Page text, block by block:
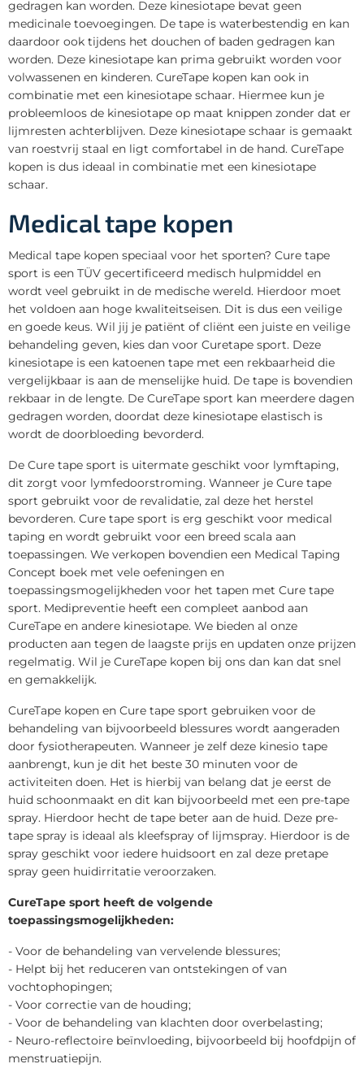
gedragen kan worden. Deze kinesiotape bevat geen
medicinale toevoegingen. De tape is waterbestendig en kan
daardoor ook tijdens het douchen of baden gedragen kan
worden. Deze kinesiotape kan prima gebruikt worden voor
volwassenen en kinderen. CureTape kopen kan ook in
combinatie met een kinesiotape schaar. Hiermee kun je
probleemloos de kinesiotape op maat knippen zonder dat er
lijmresten achterblijven. Deze kinesiotape schaar is gemaakt
van roestvrij staal en ligt comfortabel in de hand. CureTape
kopen is dus ideaal in combinatie met een kinesiotape
schaar.
Medical tape kopen
Medical tape kopen speciaal voor het sporten? Cure tape
sport is een TÜV gecertificeerd medisch hulpmiddel en
wordt veel gebruikt in de medische wereld. Hierdoor moet
het voldoen aan hoge kwaliteitseisen. Dit is dus een veilige
en goede keus. Wil jij je patiënt of cliënt een juiste en veilige
behandeling geven, kies dan voor Curetape sport. Deze
kinesiotape is een katoenen tape met een rekbaarheid die
vergelijkbaar is aan de menselijke huid. De tape is bovendien
rekbaar in de lengte. De CureTape sport kan meerdere dagen
gedragen worden, doordat deze kinesiotape elastisch is
wordt de doorbloeding bevorderd.
De Cure tape sport is uitermate geschikt voor lymftaping,
dit zorgt voor lymfedoorstroming. Wanneer je Cure tape
sport gebruikt voor de revalidatie, zal deze het herstel
bevorderen. Cure tape sport is erg geschikt voor medical
taping en wordt gebruikt voor een breed scala aan
toepassingen. We verkopen bovendien een Medical Taping
Concept boek met vele oefeningen en
toepassingsmogelijkheden voor het tapen met Cure tape
sport. Medipreventie heeft een compleet aanbod aan
CureTape en andere kinesiotape. We bieden al onze
producten aan tegen de laagste prijs en updaten onze prijzen
regelmatig. Wil je CureTape kopen bij ons dan kan dat snel
en gemakkelijk.
CureTape kopen en Cure tape sport gebruiken voor de
behandeling van bijvoorbeeld blessures wordt aangeraden
door fysiotherapeuten. Wanneer je zelf deze kinesio tape
aanbrengt, kun je dit het beste 30 minuten voor de
activiteiten doen. Het is hierbij van belang dat je eerst de
huid schoonmaakt en dit kan bijvoorbeeld met een pre-tape
spray. Hierdoor hecht de tape beter aan de huid. Deze pre-
tape spray is ideaal als kleefspray of lijmspray. Hierdoor is de
spray geschikt voor iedere huidsoort en zal deze pretape
spray geen huidirritatie veroorzaken.
CureTape sport heeft de volgende
toepassingsmogelijkheden:
- Voor de behandeling van vervelende blessures;
- Helpt bij het reduceren van ontstekingen of van
vochtophopingen;
- Voor correctie van de houding;
- Voor de behandeling van klachten door overbelasting;
- Neuro-reflectoire beïnvloeding, bijvoorbeeld bij hoofdpijn of
menstruatiepijn.